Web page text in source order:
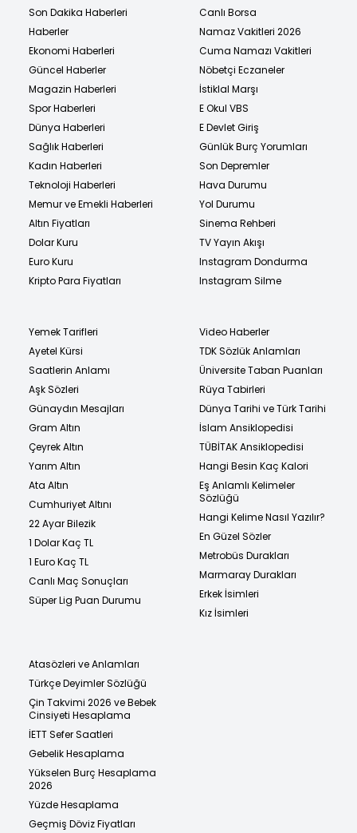
Son Dakika Haberleri
Haberler
Ekonomi Haberleri
Güncel Haberler
Magazin Haberleri
Spor Haberleri
Dünya Haberleri
Sağlık Haberleri
Kadın Haberleri
Teknoloji Haberleri
Memur ve Emekli Haberleri
Altın Fiyatları
Dolar Kuru
Euro Kuru
Kripto Para Fiyatları
Canlı Borsa
Namaz Vakitleri 2026
Cuma Namazı Vakitleri
Nöbetçi Eczaneler
İstiklal Marşı
E Okul VBS
E Devlet Giriş
Günlük Burç Yorumları
Son Depremler
Hava Durumu
Yol Durumu
Sinema Rehberi
TV Yayın Akışı
Instagram Dondurma
Instagram Silme
Yemek Tarifleri
Ayetel Kürsi
Saatlerin Anlamı
Aşk Sözleri
Günaydın Mesajları
Gram Altın
Çeyrek Altın
Yarım Altın
Ata Altın
Cumhuriyet Altını
22 Ayar Bilezik
1 Dolar Kaç TL
1 Euro Kaç TL
Canlı Maç Sonuçları
Süper Lig Puan Durumu
Video Haberler
TDK Sözlük Anlamları
Üniversite Taban Puanları
Rüya Tabirleri
Dünya Tarihi ve Türk Tarihi
İslam Ansiklopedisi
TÜBİTAK Ansiklopedisi
Hangi Besin Kaç Kalori
Eş Anlamlı Kelimeler
Sözlüğü
Hangi Kelime Nasıl Yazılır?
En Güzel Sözler
Metrobüs Durakları
Marmaray Durakları
Erkek İsimleri
Kız İsimleri
Atasözleri ve Anlamları
Türkçe Deyimler Sözlüğü
Çin Takvimi 2026 ve Bebek
Cinsiyeti Hesaplama
İETT Sefer Saatleri
Gebelik Hesaplama
Yükselen Burç Hesaplama
2026
Yüzde Hesaplama
Geçmiş Döviz Fiyatları